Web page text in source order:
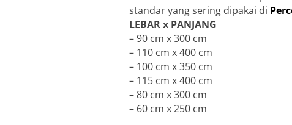
standar yang sering dipakai di
LEBAR x PANJANG
– 90 cm x 300 cm
– 110 cm x 400 cm
– 100 cm x 350 cm
– 115 cm x 400 cm
– 80 cm x 300 cm
– 60 cm x 250 cm